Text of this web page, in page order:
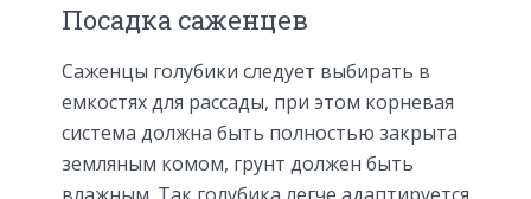
Посадка саженцев
Саженцы голубики следует выбирать в
емкостях для рассады, при этом корневая
система должна быть полностью закрыта
земляным комом, грунт должен быть